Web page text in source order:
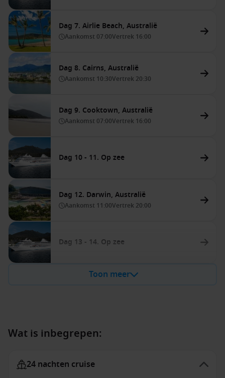
Dag 7. Airlie Beach, Australië
Aankomst 07:00Vertrek 16:00
Dag 8. Cairns, Australië
Aankomst 10:30Vertrek 20:30
Dag 9. Cooktown, Australië
Aankomst 07:00Vertrek 16:00
Dag 10 - 11. Op zee
Dag 12. Darwin, Australië
Aankomst 11:00Vertrek 20:00
Dag 13 - 14. Op zee
Toon meer
Wat is inbegrepen:
24 nachten cruise